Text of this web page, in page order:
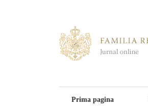
Prima pagina